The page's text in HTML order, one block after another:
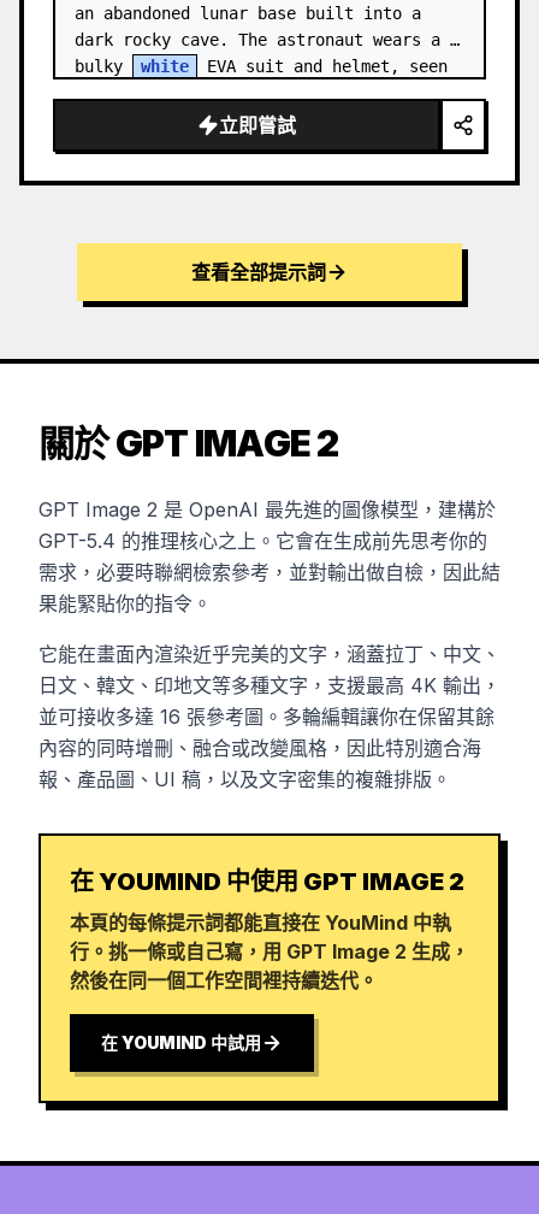
an abandoned lunar base built into a
dark rocky cave. The astronaut wears a
bulky
white
EVA suit and helmet, seen
立即嘗試
查看全部提示詞
關於 GPT IMAGE 2
GPT Image 2 是 OpenAI 最先進的圖像模型，建構於
GPT-5.4 的推理核心之上。它會在生成前先思考你的
需求，必要時聯網檢索參考，並對輸出做自檢，因此結
果能緊貼你的指令。
它能在畫面內渲染近乎完美的文字，涵蓋拉丁、中文、
日文、韓文、印地文等多種文字，支援最高 4K 輸出，
並可接收多達 16 張參考圖。多輪編輯讓你在保留其餘
內容的同時增刪、融合或改變風格，因此特別適合海
報、產品圖、UI 稿，以及文字密集的複雜排版。
在 YOUMIND 中使用 GPT IMAGE 2
本頁的每條提示詞都能直接在 YouMind 中執
行。挑一條或自己寫，用 GPT Image 2 生成，
然後在同一個工作空間裡持續迭代。
在 YOUMIND 中試用